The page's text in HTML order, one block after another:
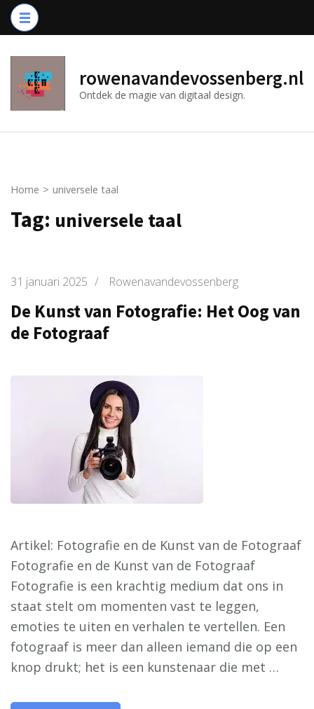
Ga
naar
(druk
Enter)
rowenavandevossenberg.nl
Ontdek de magie van digitaal design.
Home > universele taal
Tag: universele taal
31 januari 2025 / Rowenavandevossenberg
De Kunst van Fotografie: Het Oog van
de Fotograaf
Artikel: Fotografie en de Kunst van de Fotograaf
Fotografie en de Kunst van de Fotograaf
Fotografie is een krachtig medium dat ons in
staat stelt om momenten vast te leggen,
emoties te uiten en verhalen te vertellen. Een
fotograaf is meer dan alleen iemand die op een
knop drukt; het is een kunstenaar die met …